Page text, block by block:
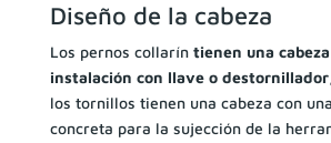
Diseño de la cabeza
Los pernos collarín tienen una
instalación con llave o destornillador
los tornillos tienen una cabeza con
concreta para la sujección de la